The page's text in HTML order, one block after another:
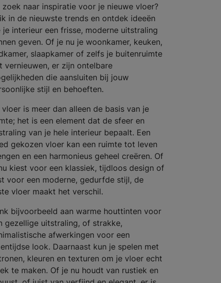
zoek naar inspiratie voor je nieuwe vloer?
in de nieuwste trends en ontdek ideeën
je interieur een frisse, moderne uitstraling
geven. Of je nu je woonkamer, keuken,
slaapkamer of zelfs je buitenruimte
vernieuwen, er zijn ontelbare
die aansluiten bij jouw
stijl en behoeften.
vloer is meer dan alleen de basis van je
het is een element dat de sfeer en
van je hele interieur bepaalt. Een
gekozen vloer kan een ruimte tot leven
en een harmonieus geheel creëren. Of
kiest voor een klassiek, tijdloos design of
voor een moderne, gedurfde stijl, de
vloer maakt het verschil.
bijvoorbeeld aan warme houttinten voor
gezellige uitstraling, of strakke,
afwerkingen voor een
look. Daarnaast kun je spelen met
kleuren en texturen om je vloer echt
te maken. Of je nu houdt van rustiek en